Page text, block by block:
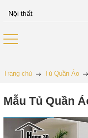
Trang chủ Tủ Quần Áo
Mẫu Tủ Quần